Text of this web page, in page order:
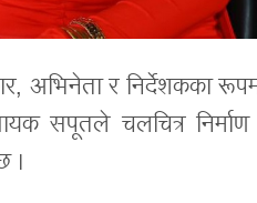
अभिनेता र निर्देशकका
सपूतले चलचित्र
।